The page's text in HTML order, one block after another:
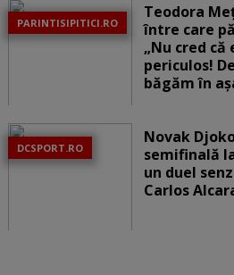
PARINTISIPITICI.RO
Teodora
între care
„Nu cred
periculos!
băgăm în
DCSPORT.RO
Novak
semifinală
un duel
Carlos